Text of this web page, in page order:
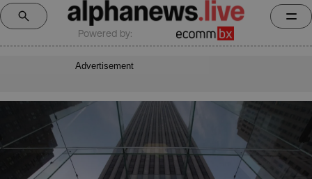
Powered by:
Advertisement